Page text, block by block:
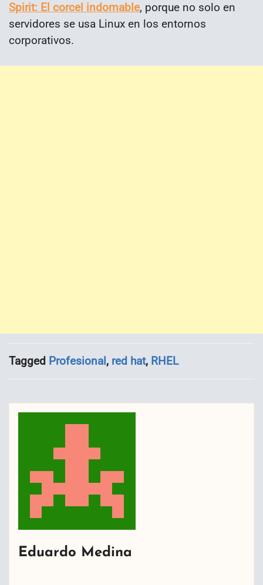
Spirit: El corcel indomable, porque no solo en
servidores se usa Linux en los entornos
corporativos.
Tagged Profesional, red hat, RHEL
Eduardo Medina